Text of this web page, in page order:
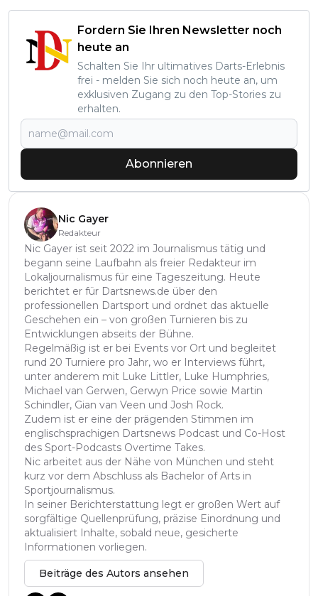
Fordern Sie Ihren Newsletter noch
heute an
Schalten Sie Ihr ultimatives Darts-Erlebnis
frei - melden Sie sich noch heute an, um
exklusiven Zugang zu den Top-Stories zu
erhalten.
Abonnieren
Nic Gayer
Redakteur
Nic Gayer ist seit 2022 im Journalismus tätig und
begann seine Laufbahn als freier Redakteur im
Lokaljournalismus für eine Tageszeitung. Heute
berichtet er für Dartsnews.de über den
professionellen Dartsport und ordnet das aktuelle
Geschehen ein – von großen Turnieren bis zu
Entwicklungen abseits der Bühne.
Regelmäßig ist er bei Events vor Ort und begleitet
rund 20 Turniere pro Jahr, wo er Interviews führt,
unter anderem mit Luke Littler, Luke Humphries,
Michael van Gerwen, Gerwyn Price sowie Martin
Schindler, Gian van Veen und Josh Rock.
Zudem ist er eine der prägenden Stimmen im
englischsprachigen Dartsnews Podcast und Co-Host
des Sport-Podcasts Overtime Takes.
Nic arbeitet aus der Nähe von München und steht
kurz vor dem Abschluss als Bachelor of Arts in
Sportjournalismus.
In seiner Berichterstattung legt er großen Wert auf
sorgfältige Quellenprüfung, präzise Einordnung und
aktualisiert Inhalte, sobald neue, gesicherte
Informationen vorliegen.
Beiträge des Autors ansehen